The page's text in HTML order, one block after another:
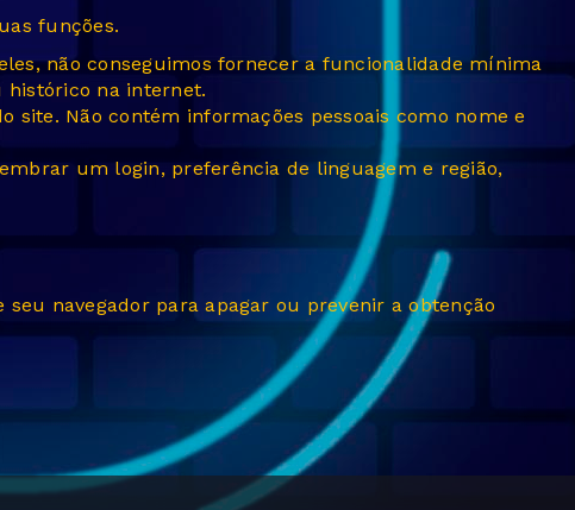
funções.
não conseguimos fornecer a funcionalidade mínima
histórico na internet.
site. Não contém informações pessoais como nome e
um login, preferência de linguagem e região,
navegador para apagar ou prevenir a obtenção